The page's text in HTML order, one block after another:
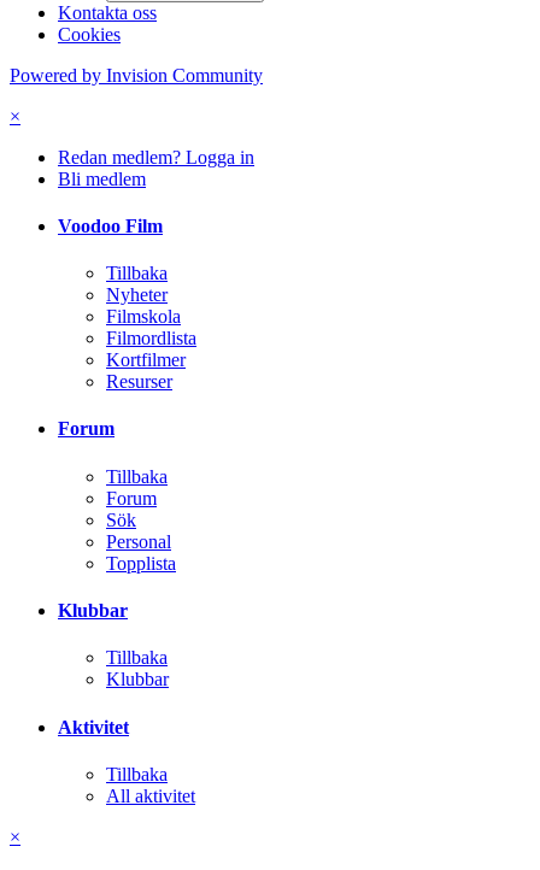
Kontakta oss
Cookies
Powered by Invision Community
×
Redan medlem? Logga in
Bli medlem
Voodoo Film
Tillbaka
Nyheter
Filmskola
Filmordlista
Kortfilmer
Resurser
Forum
Tillbaka
Forum
Sök
Personal
Topplista
Klubbar
Tillbaka
Klubbar
Aktivitet
Tillbaka
All aktivitet
×